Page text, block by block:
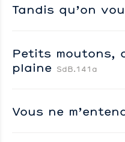
Tandis qu’on
Petits moutons,
plaine SdB.141a
Vous ne